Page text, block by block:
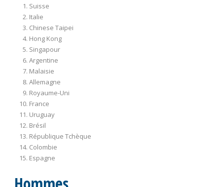
Suisse
Italie
Chinese Taipei
Hong Kong
Singapour
Argentine
Malaisie
Allemagne
Royaume-Uni
France
Uruguay
Brésil
République Tchèque
Colombie
Espagne